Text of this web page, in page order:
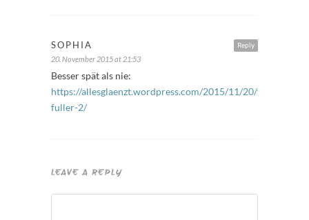
Reply
SOPHIA
20. November 2015 at 21:53
Besser spät als nie:
https://allesglaenzt.wordpress.com/2015/11/20/freitags-
fuller-2/
LEAVE A REPLY